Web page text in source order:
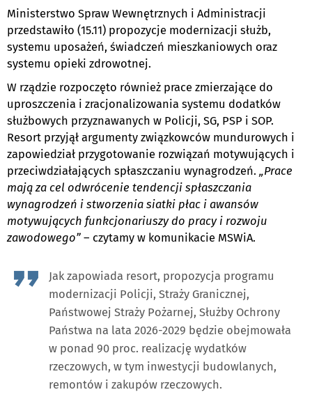
Ministerstwo Spraw Wewnętrznych i Administracji
przedstawiło (15.11) propozycje modernizacji służb,
systemu uposażeń, świadczeń mieszkaniowych oraz
systemu opieki zdrowotnej.
W rządzie rozpoczęto również prace zmierzające do
uproszczenia i zracjonalizowania systemu dodatków
służbowych przyznawanych w Policji, SG, PSP i SOP.
Resort przyjął argumenty związkowców mundurowych i
zapowiedział przygotowanie rozwiązań motywujących i
przeciwdziałających spłaszczaniu wynagrodzeń. „Prace
mają za cel odwrócenie tendencji spłaszczania
wynagrodzeń i stworzenia siatki płac i awansów
motywujących funkcjonariuszy do pracy i rozwoju
zawodowego” – czytamy w komunikacie MSWiA.
Jak zapowiada resort, propozycja programu
modernizacji Policji, Straży Granicznej,
Państwowej Straży Pożarnej, Służby Ochrony
Państwa na lata 2026-2029 będzie obejmowała
w ponad 90 proc. realizację wydatków
rzeczowych, w tym inwestycji budowlanych,
remontów i zakupów rzeczowych.